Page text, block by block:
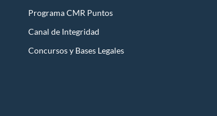
Programa CMR Puntos
Canal de Integridad
Concursos y Bases Legales